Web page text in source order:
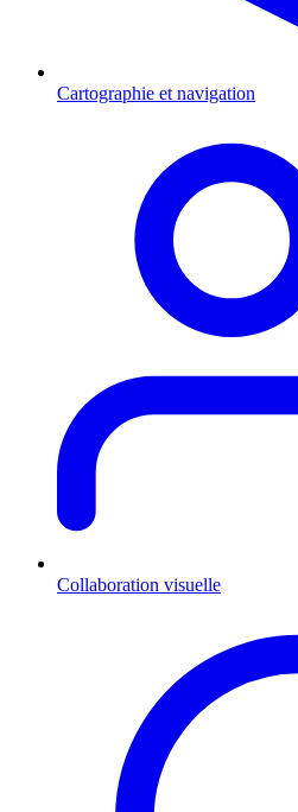
Cartographie et navigation
Collaboration visuelle